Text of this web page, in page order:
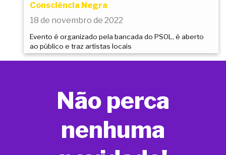
Consciência Negra
18 de novembro de 2022
Evento é organizado pela bancada do PSOL, é aberto
ao público e traz artistas locais
Não perca
nenhuma